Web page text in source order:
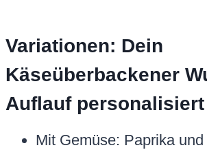
Variationen: Dein
Käseüberbackener
Auflauf personalisiert
Mit Gemüse: Paprika